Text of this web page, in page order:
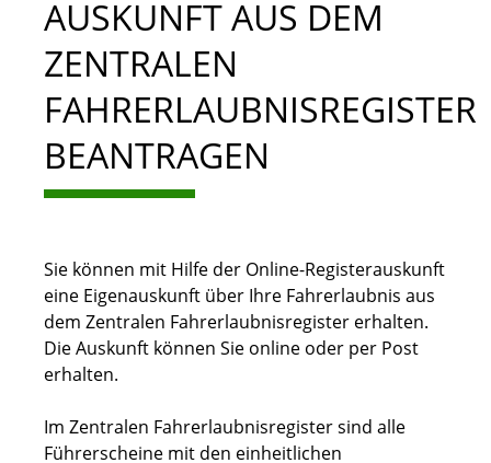
AUSKUNFT AUS DEM
ZENTRALEN
FAHRERLAUBNISREGISTER
BEANTRAGEN
Sie können mit Hilfe der Online-Registerauskunft
eine Eigenauskunft über Ihre Fahrerlaubnis aus
dem Zentralen Fahrerlaubnisregister erhalten.
Die Auskunft können Sie online oder per Post
erhalten.
Im Zentralen Fahrerlaubnisregister sind alle
Führerscheine mit den einheitlichen